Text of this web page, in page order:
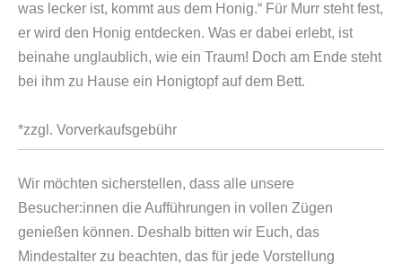
was lecker ist, kommt aus dem Honig.“ Für Murr steht fest,
er wird den Honig entdecken. Was er dabei erlebt, ist
beinahe unglaublich, wie ein Traum! Doch am Ende steht
bei ihm zu Hause ein Honigtopf auf dem Bett.
*zzgl. Vorverkaufsgebühr
Wir möchten sicherstellen, dass alle unsere
Besucher:innen die Aufführungen in vollen Zügen
genießen können. Deshalb bitten wir Euch, das
Mindestalter zu beachten, das für jede Vorstellung